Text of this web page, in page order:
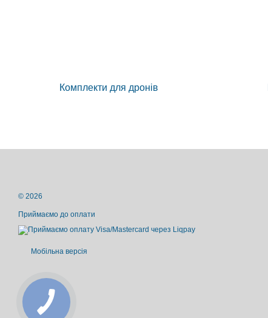
Комплекти для дронів
© 2026
Приймаємо до оплати
Мобільна версія